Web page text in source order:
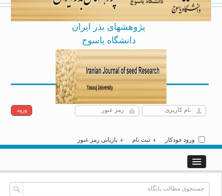
پژوهشهای بذر ایران
دانشگاه یاسوج
|
English
[Archive]
ورود خودکار ثبت نام بازیابی رمز عبور